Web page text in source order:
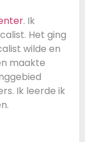
. Ik
Het ging
wilde en
maakte
Ik leerde ik